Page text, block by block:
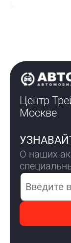
Центр
Москве
О наших